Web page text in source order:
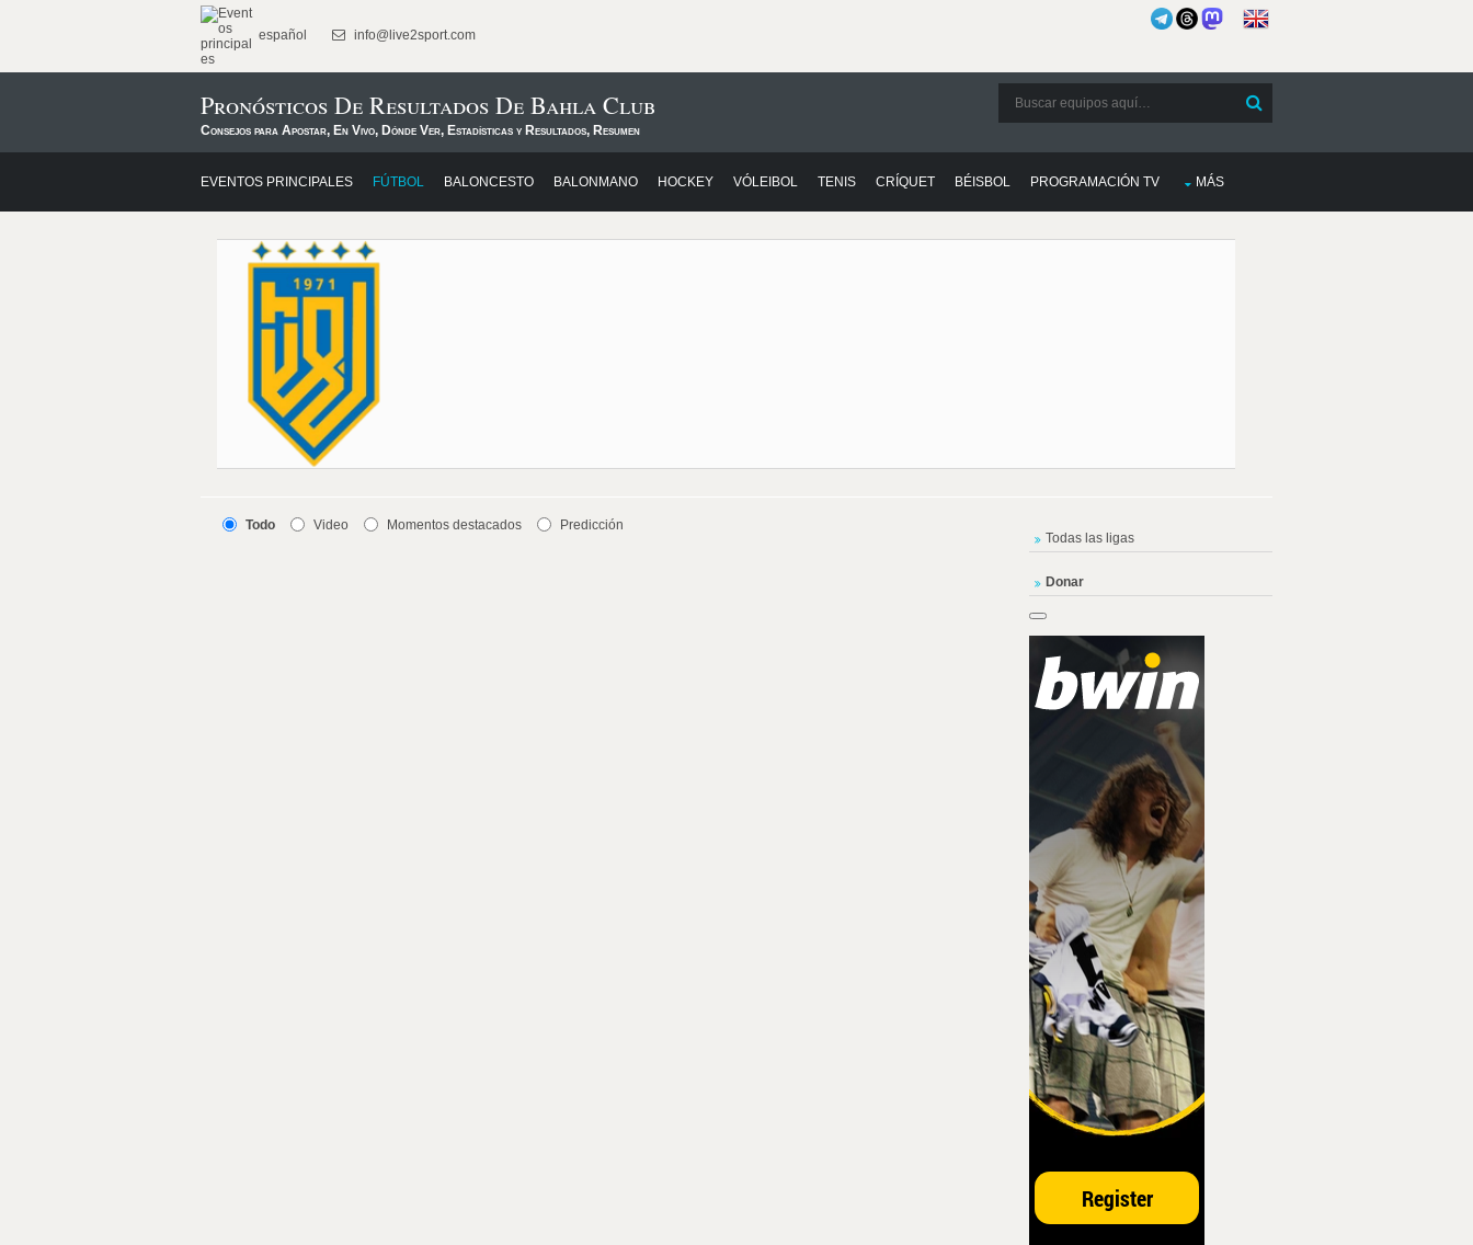
español info@live2sport.com
Pronósticos De Resultados De Bahla Club
Consejos para Apostar, En Vivo, Dónde Ver, Estadísticas y Resultados, Resumen
EVENTOS PRINCIPALES FÚTBOL BALONCESTO BALONMANO HOCKEY VÓLEIBOL TENIS CRÍQUET BÉISBOL PROGRAMACIÓN TV MÁS
Todo Video Momentos destacados Predicción
Todas las ligas
Donar